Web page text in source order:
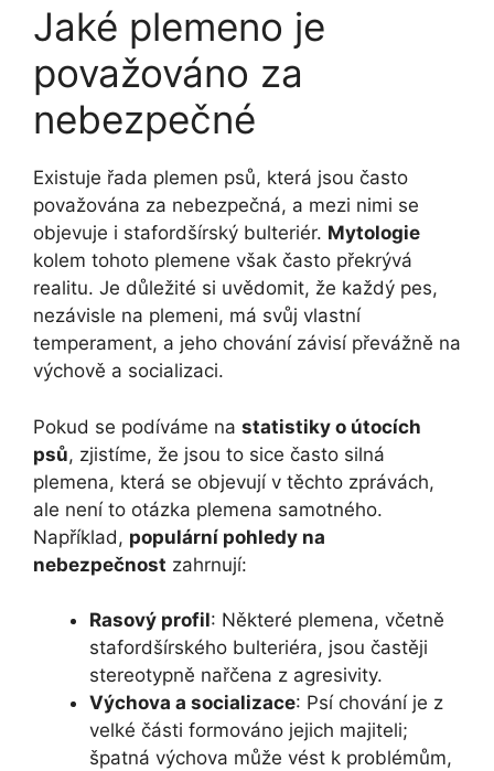
Jaké plemeno je
považováno za
nebezpečné
Existuje řada plemen psů, která jsou často
považována za nebezpečná, a mezi nimi se
objevuje i stafordšírský bulteriér. Mytologie
kolem tohoto plemene však často překrývá
realitu. Je důležité si uvědomit, že každý pes,
nezávisle na plemeni, má svůj vlastní
temperament, a jeho chování závisí převážně na
výchově a socializaci.
Pokud se podíváme na statistiky o útocích
psů, zjistíme, že jsou to sice často silná
plemena, která se objevují v těchto zprávách,
ale není to otázka plemena samotného.
Například, populární pohledy na
nebezpečnost zahrnují:
Rasový profil: Některé plemena, včetně
stafordšírského bulteriéra, jsou častěji
stereotypně nařčena z agresivity.
Výchova a socializace: Psí chování je z
velké části formováno jejich majiteli;
špatná výchova může vést k problémům,